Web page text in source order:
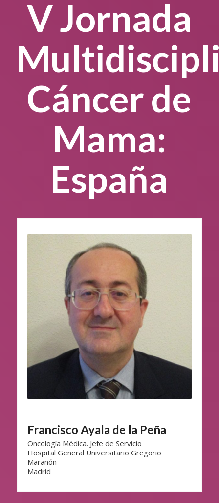
V Jornada
Cáncer de
Mama:
España
Francisco Ayala de la Peña
Oncología Médica. Jefe de Servicio
Hospital General Universitario Gregorio
Marañón
Madrid